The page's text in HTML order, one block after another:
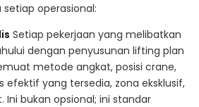
operasional:
Setiap pekerjaan yang melibatkan
dengan penyusunan lifting plan
metode angkat, posisi crane,
efektif yang tersedia, zona eksklusif,
Ini bukan opsional; ini standar